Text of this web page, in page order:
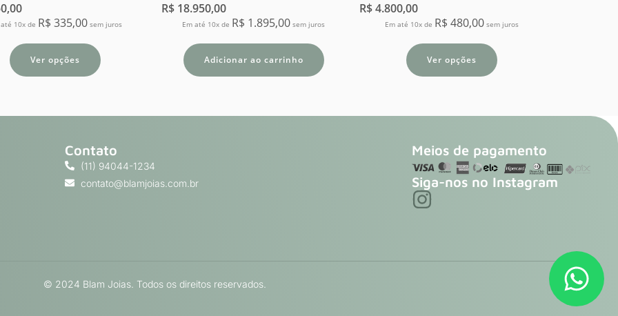
até 10x de R$ 335,00 sem juros
Ver opções
R$18.950,00
Em até 10x de R$ 1.895,00 sem juros
Adicionar ao carrinho
R$4.800,00
Em até 10x de R$ 480,00sem juros
Ver opções
Contato
(11) 94044-1234
contato@blamjoias.com.br
Meios de pagamento
Siga-nos no Instagram
© 2024 Blam Joias. Todos os direitos reservados.